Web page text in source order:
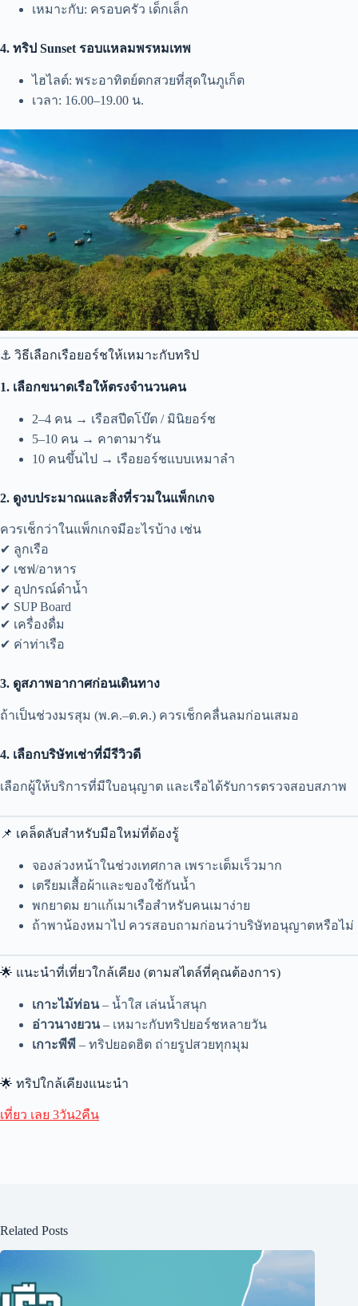
เหมาะกับ: ครอบครัว เด็กเล็ก
4. ทริป Sunset รอบแหลมพรหมเทพ
ไฮไลต์: พระอาทิตย์ตกสวยที่สุดในภูเก็ต
เวลา: 16.00–19.00 น.
⚓ วิธีเลือกเรือยอร์ชให้เหมาะกับทริป
1. เลือกขนาดเรือให้ตรงจำนวนคน
2–4 คน → เรือสปีดโบ๊ต / มินิยอร์ช
5–10 คน → คาตามารัน
10 คนขึ้นไป → เรือยอร์ชแบบเหมาลำ
2. ดูงบประมาณและสิ่งที่รวมในแพ็กเกจ
ควรเช็กว่าในแพ็กเกจมีอะไรบ้าง เช่น
✔ ลูกเรือ
✔ เชฟ/อาหาร
✔ อุปกรณ์ดำน้ำ
✔ SUP Board
✔ เครื่องดื่ม
✔ ค่าท่าเรือ
3. ดูสภาพอากาศก่อนเดินทาง
ถ้าเป็นช่วงมรสุม (พ.ค.–ต.ค.) ควรเช็กคลื่นลมก่อนเสมอ
4. เลือกบริษัทเช่าที่มีรีวิวดี
เลือกผู้ให้บริการที่มีใบอนุญาต และเรือได้รับการตรวจสอบสภาพ
📌 เคล็ดลับสำหรับมือใหม่ที่ต้องรู้
จองล่วงหน้าในช่วงเทศกาล เพราะเต็มเร็วมาก
เตรียมเสื้อผ้าและของใช้กันน้ำ
พกยาดม ยาแก้เมาเรือสำหรับคนเมาง่าย
ถ้าพาน้องหมาไป ควรสอบถามก่อนว่าบริษัทอนุญาตหรือไม่
🌟 แนะนำที่เที่ยวใกล้เคียง (ตามสไตล์ที่คุณต้องการ)
เกาะไม้ท่อน– น้ำใส เล่นน้ำสนุก
อ่าวนางยวน– เหมาะกับทริปยอร์ชหลายวัน
เกาะพีพี – ทริปยอดฮิต ถ่ายรูปสวยทุกมุม
🌟 ทริปใกล้เคียงแนะนำ
เที่ยว เลย 3วัน2คืน
Related Posts